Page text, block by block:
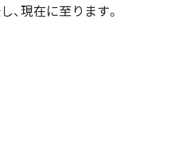
、現在に至ります。